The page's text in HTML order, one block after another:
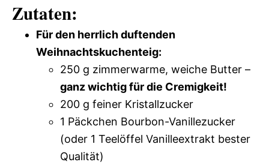
Zutaten:
Für den herrlich duftenden
Weihnachtskuchenteig:
250 g zimmerwarme, weiche Butter –
ganz wichtig für die Cremigkeit!
200 g feiner Kristallzucker
1 Päckchen Bourbon-Vanillezucker
(oder 1 Teelöffel Vanilleextrakt bester
Qualität)